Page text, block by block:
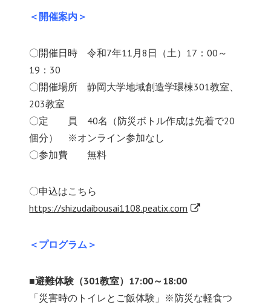
＜開催案内＞
〇開催日時 令和7年11月8日（土）17：00～
19：30
〇開催場所 静岡大学地域創造学環棟301教室、
203教室
〇定 員 40名（防災ボトル作成は先着で20
個分） ※オンライン参加なし
〇参加費 無料
〇申込はこちら
https://shizudaibousai1108.peatix.com
＜プログラム＞
■避難体験（301教室）17:00～18:00
「災害時のトイレとご飯体験」※防災な軽食つ